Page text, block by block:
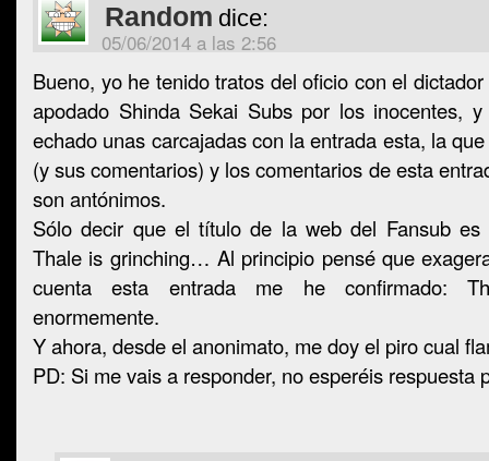
Random dice:
05/06/2014 a las 2:56
Bueno, yo he tenido tratos del oficio con el
apodado Shinda Sekai Subs por los inocentes,
echado unas carcajadas con la entrada esta, la
(y sus comentarios) y los comentarios de esta
son antónimos.
Sólo decir que el título de la web del Fansub
Thale is grinching… Al principio pensé que
cuenta esta entrada me he confirmado:
enormemente.
Y ahora, desde el anonimato, me doy el piro cual
PD: Si me vais a responder, no esperéis